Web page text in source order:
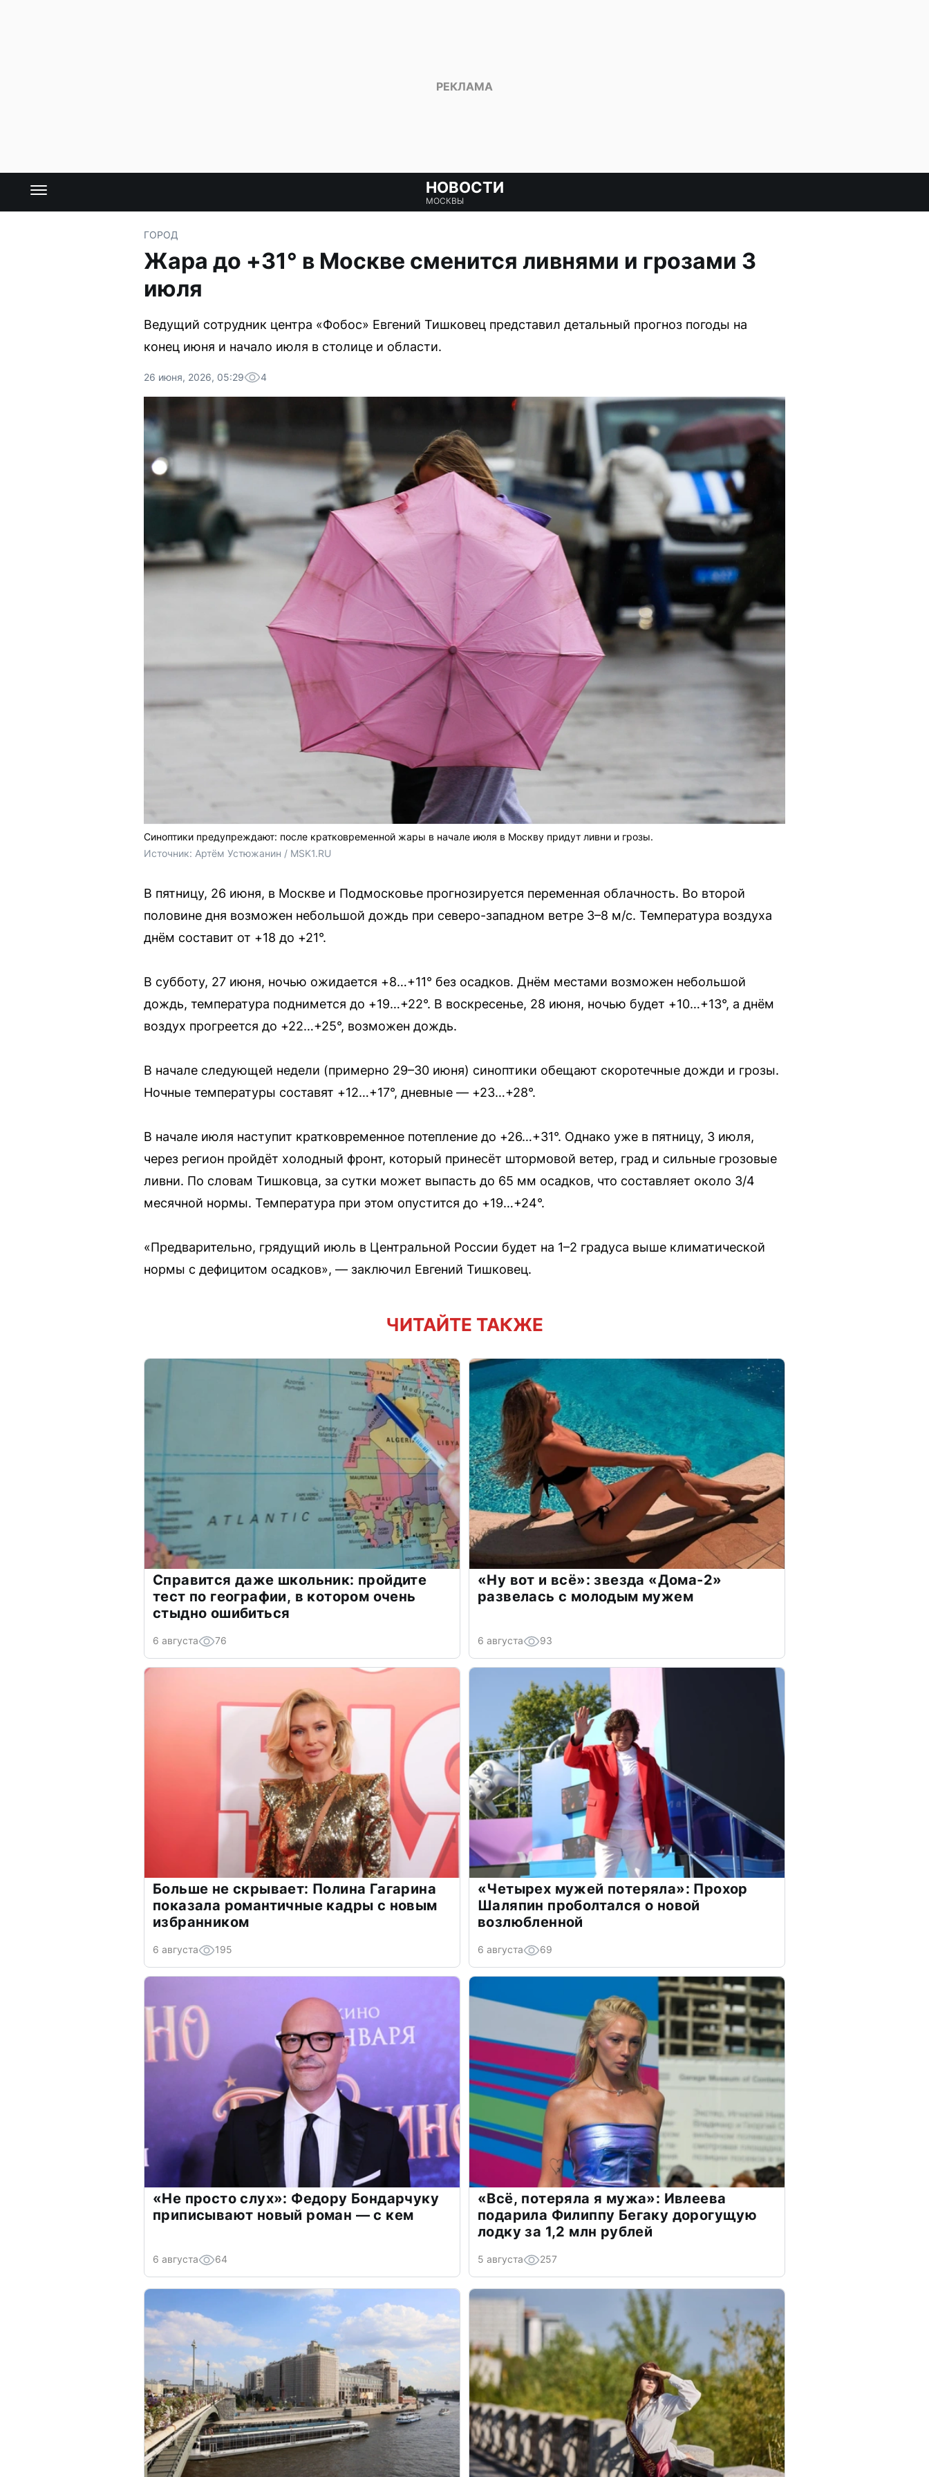
НОВОСТИ
МОСКВЫ
ГОРОД
Жара до +31° в Москве сменится ливнями и грозами 3
июля
Ведущий сотрудник центра «Фобос» Евгений Тишковец представил детальный прогноз погоды на
конец июня и начало июля в столице и области.
26 июня, 2026, 05:29 4
Синоптики предупреждают: после кратковременной жары в начале июля в Москву придут ливни и грозы.
Источник: Артём Устюжанин / MSK1.RU
В пятницу, 26 июня, в Москве и Подмосковье прогнозируется переменная облачность. Во второй
половине дня возможен небольшой дождь при северо-западном ветре 3–8 м/с. Температура воздуха
днём составит от +18 до +21°.
В субботу, 27 июня, ночью ожидается +8…+11° без осадков. Днём местами возможен небольшой
дождь, температура поднимется до +19…+22°. В воскресенье, 28 июня, ночью будет +10…+13°, а днём
воздух прогреется до +22…+25°, возможен дождь.
В начале следующей недели (примерно 29–30 июня) синоптики обещают скоротечные дожди и грозы.
Ночные температуры составят +12…+17°, дневные — +23…+28°.
В начале июля наступит кратковременное потепление до +26…+31°. Однако уже в пятницу, 3 июля,
через регион пройдёт холодный фронт, который принесёт штормовой ветер, град и сильные грозовые
ливни. По словам Тишковца, за сутки может выпасть до 65 мм осадков, что составляет около 3/4
месячной нормы. Температура при этом опустится до +19…+24°.
«Предварительно, грядущий июль в Центральной России будет на 1–2 градуса выше климатической
нормы с дефицитом осадков», — заключил Евгений Тишковец.
ЧИТАЙТЕ ТАКЖЕ
Справится даже школьник: пройдите
тест по географии, в котором очень
стыдно ошибиться
6 августа 76
«Ну вот и всё»: звезда «Дома-2»
развелась с молодым мужем
6 августа 93
Больше не скрывает: Полина Гагарина
показала романтичные кадры с новым
избранником
6 августа 195
«Четырех мужей потеряла»: Прохор
Шаляпин проболтался о новой
возлюбленной
6 августа 69
«Не просто слух»: Федору Бондарчуку
приписывают новый роман — с кем
6 августа 64
«Всё, потеряла я мужа»: Ивлеева
подарила Филиппу Бегаку дорогущую
лодку за 1,2 млн рублей
5 августа 257